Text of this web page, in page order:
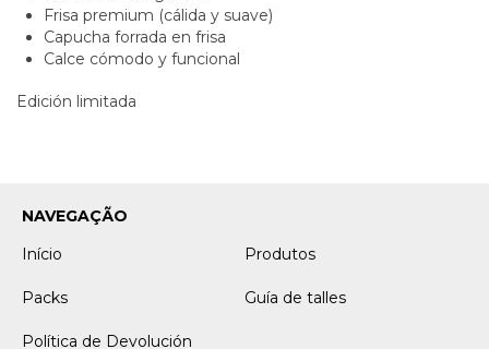
Frisa premium (cálida y suave)
Capucha forrada en frisa
Calce cómodo y funcional
Edición limitada
NAVEGAÇÃO
Início
Produtos
Packs Guía de talles
Política de Devolución